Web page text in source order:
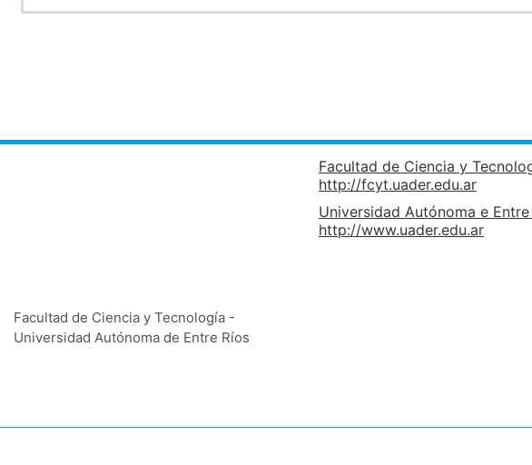
Facultad de Ciencia y Tecnología -
Universidad Autónoma de Entre Ríos
Facultad de Ciencia y
http://fcyt.uader.edu.ar
Universidad Autónoma e Entre
http://www.uader.edu.ar